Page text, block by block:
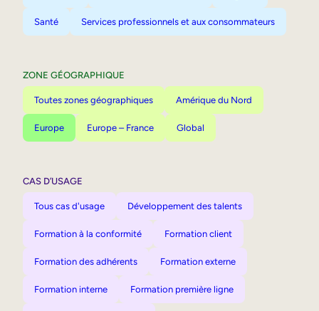
Santé Services professionnels et aux consommateurs
ZONE GÉOGRAPHIQUE
Toutes zones géographiques Amérique du Nord
Europe Europe – France Global
CAS D’USAGE
Tous cas d'usage Développement des talents
Formation à la conformité Formation client
Formation des adhérents Formation externe
Formation interne Formation première ligne